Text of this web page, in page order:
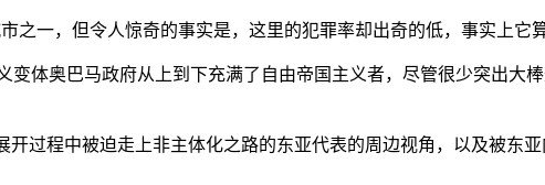
之一，但令人惊奇的事实是，这里的犯罪率却出奇的低，事实上它
变体奥巴马政府从上到下充满了自由帝国主义者，尽管很少突出大
开过程中被迫走上非主体化之路的东亚代表的周边视角，以及被东